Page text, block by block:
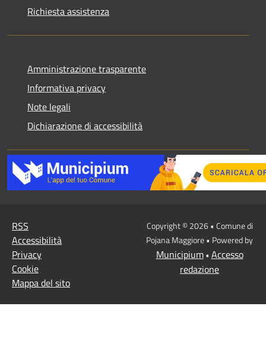
Richiesta assistenza
Amministrazione trasparente
Informativa privacy
Note legali
Dichiarazione di accessibilità
RSS
Accessibilità
Privacy
Cookie
Mappa del sito
Copyright © 2026 • Comune di
Pojana Maggiore • Powered by
Municipium• Accesso
redazione